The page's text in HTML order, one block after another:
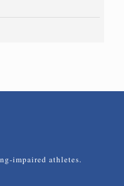
impaired athletes.